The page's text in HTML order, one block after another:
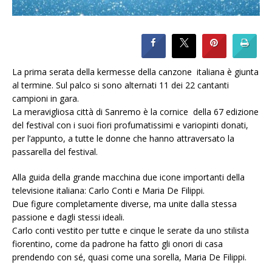
La prima serata della kermesse della canzone italiana è giunta
al termine. Sul palco si sono alternati 11 dei 22 cantanti
campioni in gara.
La meravigliosa città di Sanremo è la cornice della 67 edizione
del festival con i suoi fiori profumatissimi e variopinti donati,
per l’appunto, a tutte le donne che hanno attraversato la
passarella del festival.
Alla guida della grande macchina due icone importanti della
televisione italiana: Carlo Conti e Maria De Filippi.
Due figure completamente diverse, ma unite dalla stessa
passione e dagli stessi ideali.
Carlo conti vestito per tutte e cinque le serate da uno stilista
fiorentino, come da padrone ha fatto gli onori di casa
prendendo con sé, quasi come una sorella, Maria De Filippi.